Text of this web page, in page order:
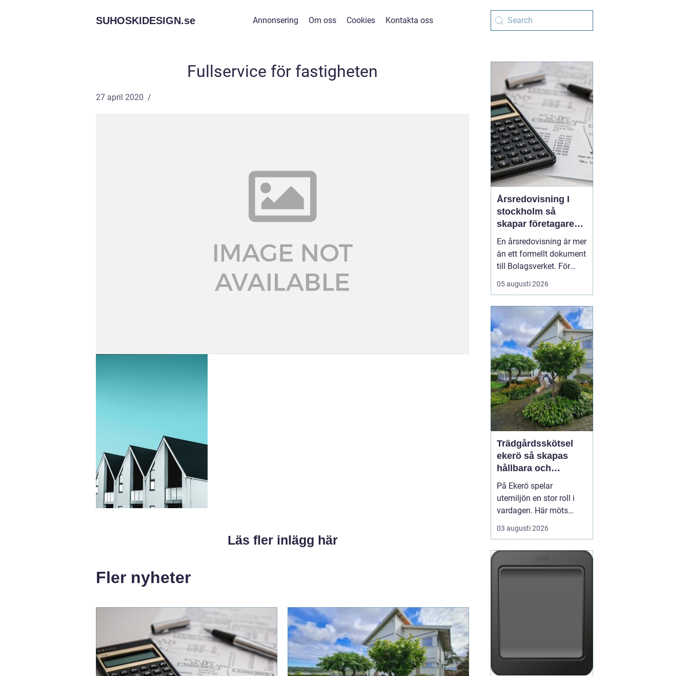
SUHOSKIDESIGN.se Annonsering Om oss Cookies Kontakta oss
Fullservice för fastigheten
27 april 2020
Läs fler inlägg här
Fler nyheter
Årsredovisning I
stockholm så
skapar företagare
trygghet och
kontroll
En årsredovisning är mer
än ett formellt dokument
till Bolagsverket. För
många företagare i
Stockholm är den ett
ett underlag för nya
beslut och ett krav som
måste bli rätt från
början. När tidsbrist,
regelverk och osäkerhet
...
05 augusti 2026
Trädgårdsskötsel
ekerö så skapas
hållbara och
välskötta utemiljöer
På Ekerö spelar
utemiljön en stor roll i
vardagen. Här möts
natur, vatten och
bebyggelse på ett sätt
innergårdar och
grönområden extra
03 augusti 2026